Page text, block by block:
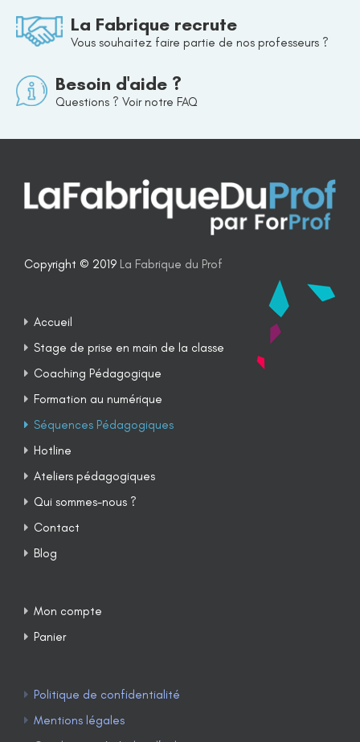
La Fabrique recrute
Vous souhaitez faire partie de nos professeurs ?
Besoin d'aide ?
Questions ? Voir notre FAQ
Copyright © 2019 La Fabrique du Prof
Accueil
Stage de prise en main de la classe
Coaching Pédagogique
Formation au numérique
Séquences Pédagogiques
Hotline
Ateliers pédagogiques
Qui sommes-nous ?
Contact
Blog
Mon compte
Panier
Politique de confidentialité
Mentions légales